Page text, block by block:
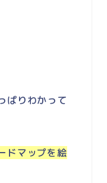
ぱりわかって
ドマップを絵